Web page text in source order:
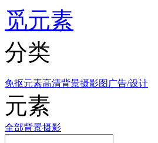
觅元素
分类
免抠元素高清背景摄影图 广告/设计
元素
全部背景摄影